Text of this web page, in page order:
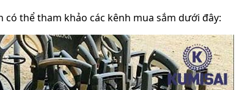
có thể tham khảo các kênh mua sắm dưới đây: